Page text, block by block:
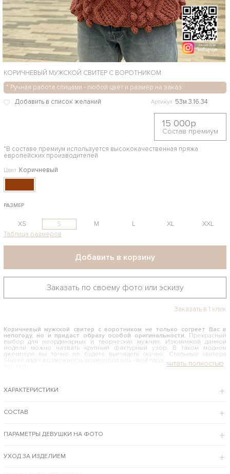
КОРИЧНЕВЫЙ МУЖСКОЙ СВИТЕР С ВОРОТНИКОМ
* Ручная работа спицами - любой цвет и размер на заказ
Артикул 53м.3.16.34
15 000р
Состав премиум
*В составе премиум используется высококачественная пряжа
европейских производителей
Цвет Коричневый
РАЗМЕР
XS S M L XL
XXL
Таблица размеров
Добавить в корзину
Заказать по своему фото или эскизу
Заказать в 1 клик
Коричневый мужской свитер с воротником не только согреет Вас в
непогоду, но и придаст образу особой оригинальности. Прекрасный
выбор для неординарных и творческих мужчин. Изюминкой данной
модели можно назвать крупный фактурный узор. В таком модном
джемпере вы точно не будете выглядеть скучно. Стильные свитера
Shapar дадут возможность разнообразить свой гардероб и выглядеть «на
ВОРОТНИКОМ
классическим, так как он содержит некий юношеский задор. Благодаря
объемному узору изделие хорошо будет смотреться на худощавых
неформального стиля.
свитер с воротником по доступной цене с примеркой в Москве и доставкой в
регионы РФ.
ХАРАКТЕРИСТИКИ
СОСТАВ
ПАРАМЕТРЫ ДЕВУШКИ НА ФОТО
УХОД ЗА ИЗДЕЛИЕМ